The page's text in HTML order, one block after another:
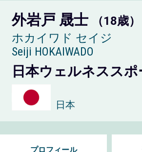
外岩戸 晟士
（18歳）
ホカイワド セイジ
Seiji HOKAIWADO
日本ウェルネスス
日本
プロフィール